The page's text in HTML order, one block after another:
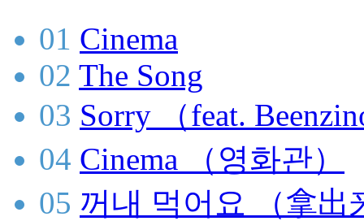
01 Cinema
02 The Song
03 Sorry （feat.
04 Cinema （영화관）
05 꺼내 먹어요 （拿出